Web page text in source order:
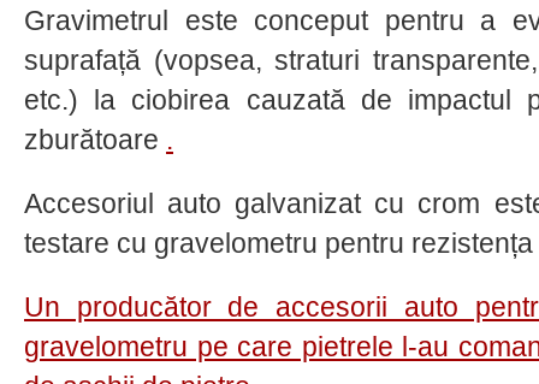
Gravimetrul este conceput pentru a
suprafață (vopsea, straturi
etc.) la ciobirea cauzată de impactul
zburătoare .
Accesoriul auto galvanizat cu crom
testare cu gravelometru pentru
Un producător de accesorii auto
gravelometru pe care pietrele l-au